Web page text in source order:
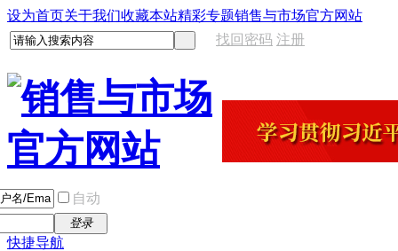
设为首页关于我们收藏本站精彩专题销售与市场官方网站
找回密码 注册
自动
登录
快捷导航